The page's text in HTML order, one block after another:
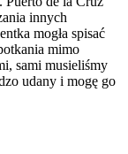
innych
mogła spisać
mimo
sami musieliśmy
udany i mogę go